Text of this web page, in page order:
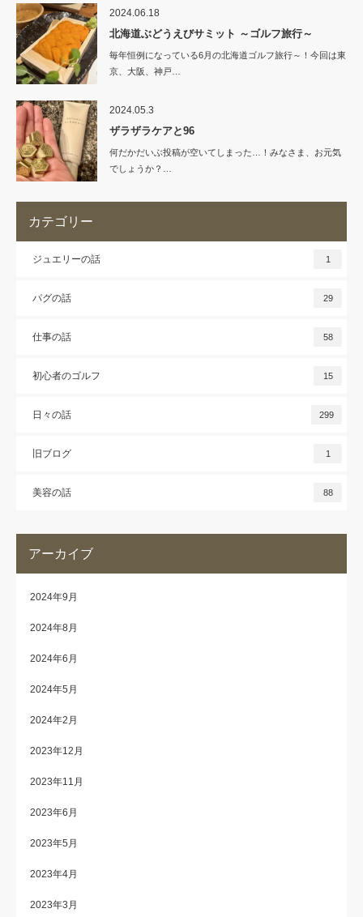
2024.06.18
北海道ぶどうえびサミット ～ゴルフ旅行～
毎年恒例になっている6月の北海道ゴルフ旅行～！今回は東
京、大阪、神戸…
2024.05.3
ザラザラケアと96
何だかだいぶ投稿が空いてしまった…！みなさま、お元気
でしょうか？…
カテゴリー
ジュエリーの話 1
パグの話 29
仕事の話 58
初心者のゴルフ 15
日々の話 299
旧ブログ 1
美容の話 88
アーカイブ
2024年9月
2024年8月
2024年6月
2024年5月
2024年2月
2023年12月
2023年11月
2023年6月
2023年5月
2023年4月
2023年3月